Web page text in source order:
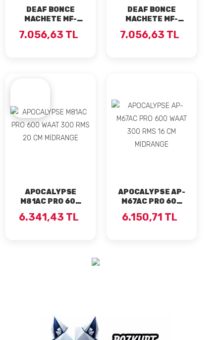
DEAF BONCE
MACHETE MF-
800 RMS 30 CM
7.056,63 TL
DEAF BONCE
MACHETE MF-
800 RMS 30 CM
7.056,63 TL
APOCALYPSE
M81AC PRO 600
CM MİDRANGE
6.341,43 TL
APOCALYPSE AP-
M67AC PRO 600
CM MİDRANGE
6.150,71 TL